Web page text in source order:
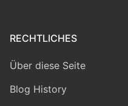
RECHTLICHES
Über diese Seite
Blog History